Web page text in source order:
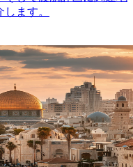
ます。